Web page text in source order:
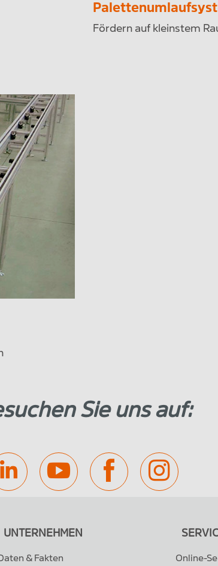
Fördern auf kleinstem
Sie uns auf:
UNTERNEHMEN
& Fakten Online-